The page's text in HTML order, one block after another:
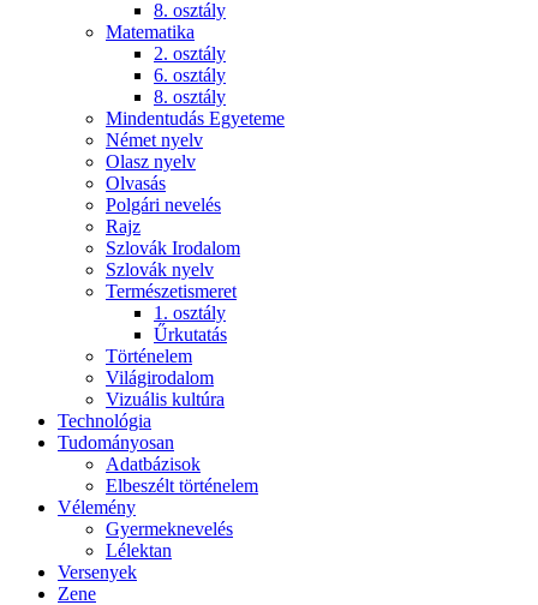
8. osztály
Matematika
2. osztály
6. osztály
8. osztály
Mindentudás Egyeteme
Német nyelv
Olasz nyelv
Olvasás
Polgári nevelés
Rajz
Szlovák Irodalom
Szlovák nyelv
Természetismeret
1. osztály
Űrkutatás
Történelem
Világirodalom
Vizuális kultúra
Technológia
Tudományosan
Adatbázisok
Elbeszélt történelem
Vélemény
Gyermeknevelés
Lélektan
Versenyek
Zene